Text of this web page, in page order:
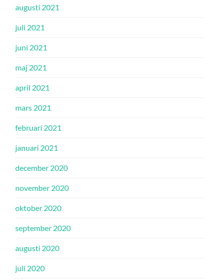
augusti 2021
juli 2021
juni 2021
maj 2021
april 2021
mars 2021
februari 2021
januari 2021
december 2020
november 2020
oktober 2020
september 2020
augusti 2020
juli 2020